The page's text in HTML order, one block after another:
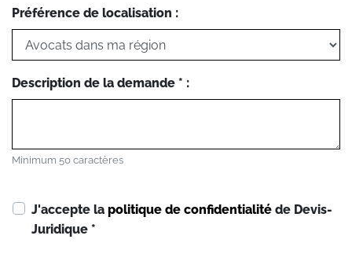
Préférence de localisation :
Description de la demande * :
Minimum 50 caractères
J'accepte la politique de confidentialité de Devis-
Juridique *